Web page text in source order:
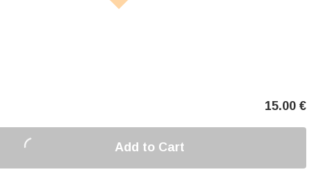
15.00 €
Add to Cart